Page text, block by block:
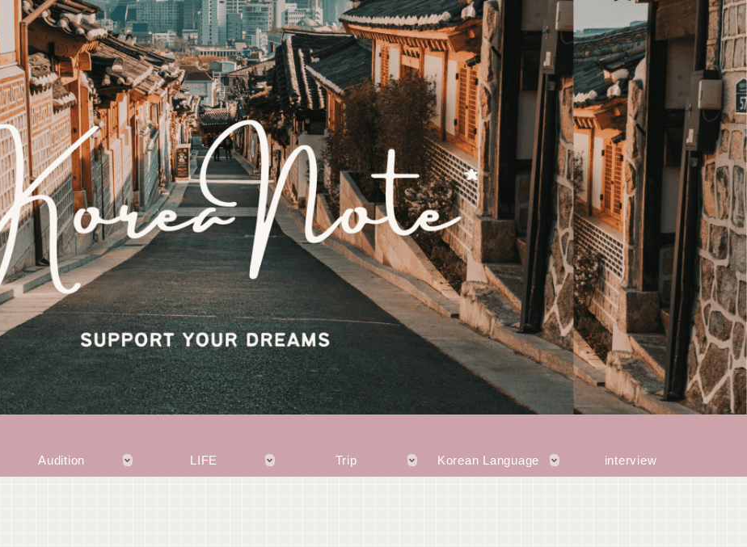
Audition LIFE Trip Korean Language interview